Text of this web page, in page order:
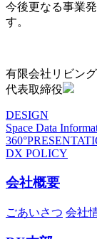
今後更なる事業
す。
有限会社リビン
代表取締役
DESIGN
Space Data
DX POLICY
会社概要
ごあいさつ 会社